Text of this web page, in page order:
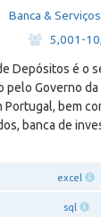
Banca &
5,001-
Depósitos é o
pelo Governo
Portugal, bem
banca de
excel
sql